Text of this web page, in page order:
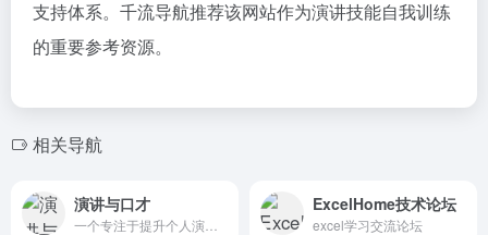
支持体系。千流导航推荐该网站作为演讲技能自我训练
的重要参考资源。
相关导航
演讲与口才 ExcelHome技术论坛
excel学习交流论坛